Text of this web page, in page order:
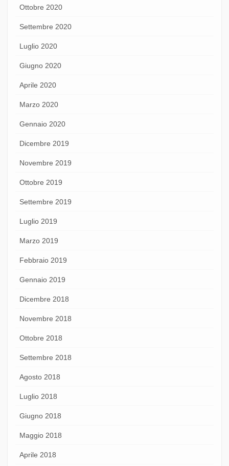
Ottobre 2020
Settembre 2020
Luglio 2020
Giugno 2020
Aprile 2020
Marzo 2020
Gennaio 2020
Dicembre 2019
Novembre 2019
Ottobre 2019
Settembre 2019
Luglio 2019
Marzo 2019
Febbraio 2019
Gennaio 2019
Dicembre 2018
Novembre 2018
Ottobre 2018
Settembre 2018
Agosto 2018
Luglio 2018
Giugno 2018
Maggio 2018
Aprile 2018